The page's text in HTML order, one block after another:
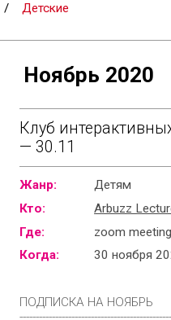
/ Детские
Ноябрь 2020
Клуб
— 30.11
Жанр:
Детям
Кто:
Arbuzz
Где:
zoom
Когда:
30 ноября
ПОДПИСКА НА НОЯБРЬ